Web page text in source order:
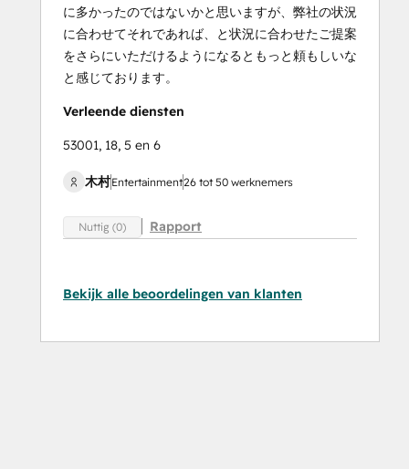
に多かったのではないかと思いますが、弊社の状況
に合わせてそれであれば、と状況に合わせたご提案
をさらにいただけるようになるともっと頼もしいな
と感じております。
Verleende diensten
53001, 18, 5 en 6
木村Entertainment26 tot 50 werknemers
Nuttig (0) Rapport
Bekijk alle beoordelingen van klanten